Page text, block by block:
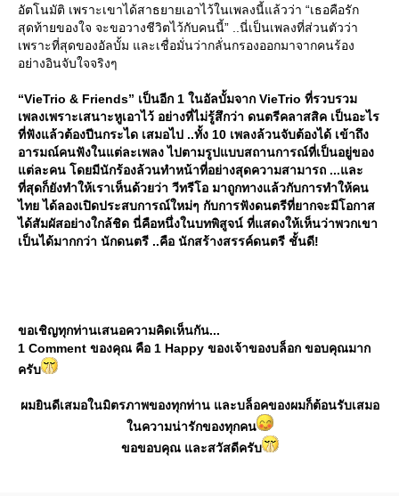
อัตโนมัติ เพราะเขาได้สาธยายเอาไว้ในเพลงนี้แล้วว่า “เธอคือรัก
สุดท้ายของใจ จะขอวางชีวิตไว้กับคนนี้” ..นี่เป็นเพลงที่ส่วนตัวว่า
เพราะที่สุดของอัลบั้ม และเชื่อมั่นว่ากลั่นกรองออกมาจากคนร้อง
อย่างอินจับใจจริงๆ
“VieTrio & Friends” เป็นอีก 1 ในอัลบั้มจาก VieTrio ที่รวบรวม
เพลงเพราะเสนาะหูเอาไว้ อย่างที่ไม่รู้สึกว่า ดนตรีคลาสสิค เป็นอะไร
ที่ฟังแล้วต้องปีนกระได เสมอไป ..ทั้ง 10 เพลงล้วนจับต้องได้ เข้าถึง
อารมณ์คนฟังในแต่ละเพลง ไปตามรูปแบบสถานการณ์ที่เป็นอยู่ของ
ต่ละคน โดยมีนักร้องล้วนทำหน้าที่อย่างสุดความสามารถ ...และ
ที่สุดก็ยังทำให้เราเห็นด้วยว่า วีทรีโอ มาถูกทางแล้วกับการทำให้คน
ไทย ได้ลองเปิดประสบการณ์ใหม่ๆ กับการฟังดนตรีที่ยากจะมีโอกาส
ได้สัมผัสอย่างใกล้ชิด นี่คือหนึ่งในบทพิสูจน์ ที่แสดงให้เห็นว่าพวกเขา
เป็นได้มากกว่า นักดนตรี ..คือ นักสร้างสรรค์ดนตรี ชั้นดี!
ขอเชิญทุกท่านเสนอความคิดเห็นกัน...
1 Comment ของคุณ คือ 1 Happy ของเจ้าของบล็อก ขอบคุณมาก
ครับ
ผมยินดีเสมอในมิตรภาพของทุกท่าน และบล็อคของผมก็ต้อนรับเสมอ
นความน่ารักของทุกคน
ขอขอบคุณ และสวัสดีครับ